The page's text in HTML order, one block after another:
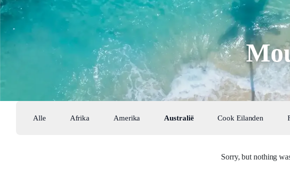
Alle Afrika Amerika Australië Cook Eilanden
Sorry, but nothing